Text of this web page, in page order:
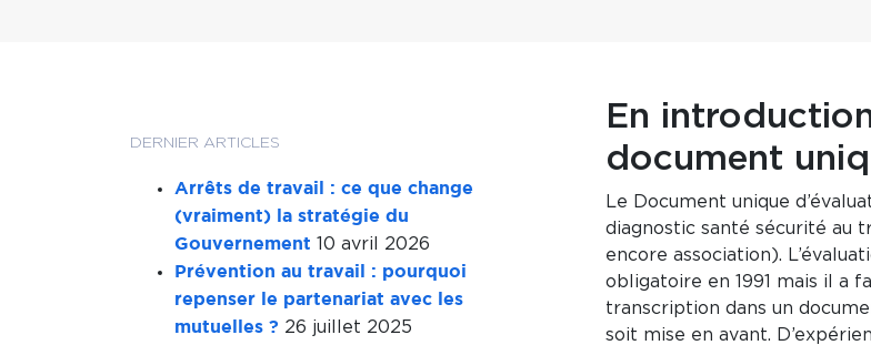
DERNIER ARTICLES
Arrêts de travail : ce que change
(vraiment) la stratégie du
Gouvernement 10 avril 2026
Prévention au travail : pourquoi
repenser le partenariat avec les
mutuelles ? 26 juillet 2025
En
document
Le Document unique
diagnostic santé sécurité au
encore association).
obligatoire en 1991 mais il a
transcription dans un
soit mise en avant.